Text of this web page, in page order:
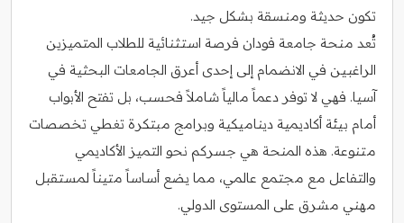
تكون حديثة ومنسقة بشكل جيد.
تُعد منحة جامعة فودان فرصة استثنائية للطلاب المتميزين
الراغبين في الانضمام إلى إحدى أعرق الجامعات البحثية في
آسيا. فهي لا توفر دعماً مالياً شاملاً فحسب، بل تفتح الأبواب
أمام بيئة أكاديمية ديناميكية وبرامج مبتكرة تغطي تخصصات
متنوعة. هذه المنحة هي جسركم نحو التميز الأكاديمي
والتفاعل مع مجتمع عالمي، مما يضع أساساً متيناً لمستقبل
مهني مشرق على المستوى الدولي.